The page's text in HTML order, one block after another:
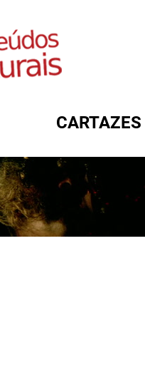
CARTAZES
DE BUSCA